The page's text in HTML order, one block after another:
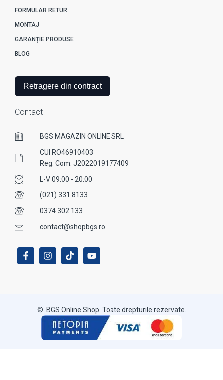
FORMULAR RETUR
MONTAJ
GARANȚIE PRODUSE
BLOG
Retragere din contract
Contact
BGS MAGAZIN ONLINE SRL
CUI RO46910403
Reg. Com. J2022019177409
L-V 09:00 - 20:00
(021) 331 8133
0374 302 133
contact@shopbgs.ro
© BGS Online Shop. Toate drepturile rezervate.